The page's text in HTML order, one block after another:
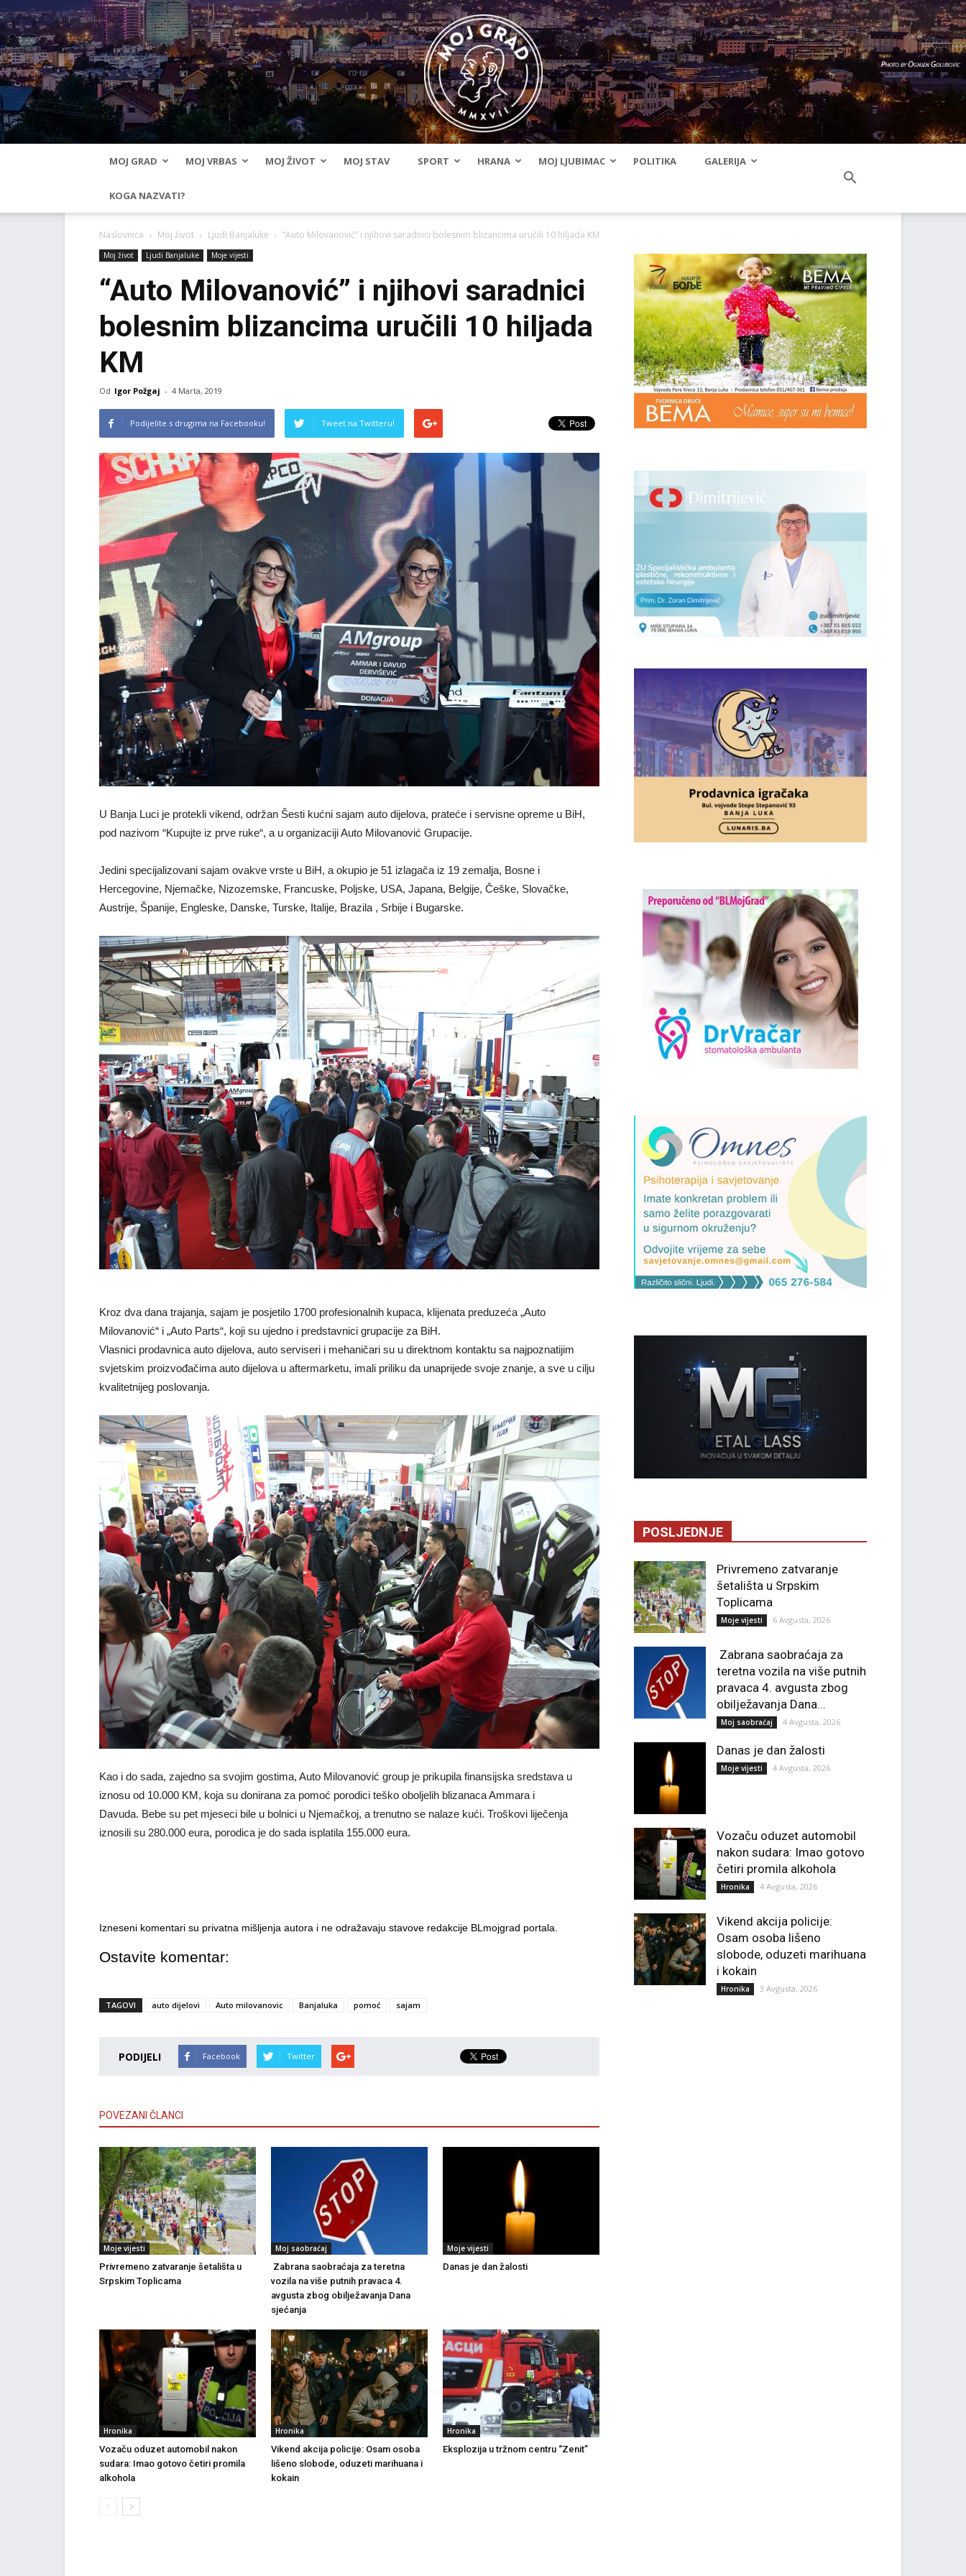
MOJ GRAD MOJ VRBAS MOJ ŽIVOT MOJ STAV SPORT HRANA MOJ LJUBIMAC POLITIKA GALERIJA
KOGA NAZVATI?
Naslovnica Moj život Ljudi Banjaluke “Auto Milovanović” i njihovi saradnici bolesnim blizancima uručili 10 hiljada KM
Moj život Ljudi Banjaluke Moje vijesti
“Auto Milovanović” i njihovi saradnici
bolesnim blizancima uručili 10 hiljada
KM
Od Igor Požgaj - 4 Marta, 2019
Podijelite s drugima na Facebooku! Tweet na Twitteru!
U Banja Luci je protekli vikend, održan Šesti kućni sajam auto dijelova, prateće i servisne opreme u BiH,
pod nazivom “Kupujte iz prve ruke“, a u organizaciji Auto Milovanović Grupacije.
Jedini specijalizovani sajam ovakve vrste u BiH, a okupio je 51 izlagača iz 19 zemalja, Bosne i
Hercegovine, Njemačke, Nizozemske, Francuske, Poljske, USA, Japana, Belgije, Češke, Slovačke,
Austrije, Španije, Engleske, Danske, Turske, Italije, Brazila , Srbije i Bugarske.
Kroz dva dana trajanja, sajam je posjetilo 1700 profesionalnih kupaca, klijenata preduzeća „Auto
Milovanović“ i „Auto Parts“, koji su ujedno i predstavnici grupacije za BiH.
Vlasnici prodavnica auto dijelova, auto serviseri i mehaničari su u direktnom kontaktu sa najpoznatijim
svjetskim proizvođačima auto dijelova u aftermarketu, imali priliku da unaprijede svoje znanje, a sve u cilju
kvalitetnijeg poslovanja.
Kao i do sada, zajedno sa svojim gostima, Auto Milovanović group je prikupila finansijska sredstava u
iznosu od 10.000 KM, koja su donirana za pomoć porodici teško oboljelih blizanaca Ammara i
Davuda. Bebe su pet mjeseci bile u bolnici u Njemačkoj, a trenutno se nalaze kući. Troškovi liječenja
iznosili su 280.000 eura, porodica je do sada isplatila 155.000 eura.
Izneseni komentari su privatna mišljenja autora i ne odražavaju stavove redakcije BLmojgrad portala.
Ostavite komentar:
TAGOVI auto dijelovi Auto milovanovic Banjaluka pomoć sajam
PODIJELI Facebook Twitter
POVEZANI ČLANCI
Moje vijesti
Privremeno zatvaranje šetališta u
Srpskim Toplicama
Moj saobraćaj
Zabrana saobraćaja za teretna
vozila na više putnih pravaca 4.
avgusta zbog obilježavanja Dana
sjećanja
Moje vijesti
Danas je dan žalosti
Hronika
Vozaču oduzet automobil nakon
sudara: Imao gotovo četiri promila
alkohola
Hronika
Vikend akcija policije: Osam osoba
lišeno slobode, oduzeti marihuana i
kokain
Hronika
Eksplozija u tržnom centru “Zenit”
POSLJEDNJE
Privremeno zatvaranje
šetališta u Srpskim
Toplicama
Moje vijesti 6 Avgusta, 2026
Zabrana saobraćaja za
teretna vozila na više putnih
pravaca 4. avgusta zbog
obilježavanja Dana...
Moj saobraćaj 4 Avgusta, 2026
Danas je dan žalosti
Moje vijesti 4 Avgusta, 2026
Vozaču oduzet automobil
nakon sudara: Imao gotovo
četiri promila alkohola
Hronika 4 Avgusta, 2026
Vikend akcija policije:
Osam osoba lišeno
slobode, oduzeti marihuana
i kokain
Hronika 3 Avgusta, 2026